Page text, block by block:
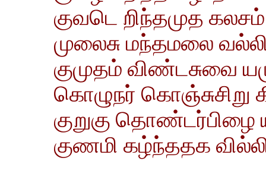
குவடெ றிந்தமுத
முலைசு மந்தமலை
குமுதம் விண்டசுவை
கொழுநர்
குறுகு தொண்டர்பிழை
குணமி கழ்ந்ததக